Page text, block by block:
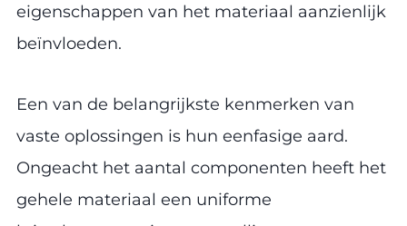
eigenschappen van het materiaal aanzienlijk
beïnvloeden.
Een van de belangrijkste kenmerken van
vaste oplossingen is hun eenfasige aard.
Ongeacht het aantal componenten heeft het
gehele materiaal een uniforme